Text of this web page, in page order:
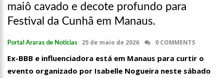
maiô cavado e decote profundo para
Festival da Cunhã em Manaus.
Portal Araras de Noticias 25 de maio de 2026 0 COMMENTS
Ex-BBB e influenciadora está em Manaus para curtir o
evento organizado por Isabelle Nogueira neste sábado